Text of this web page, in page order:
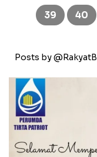
39 40
Posts by